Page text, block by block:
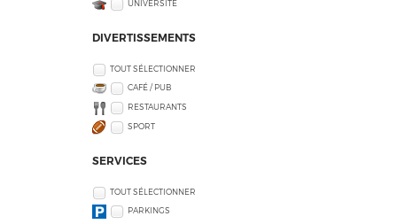
UNIVERSITÉ
DIVERTISSEMENTS
TOUT SÉLECTIONNER
CAFÉ / PUB
RESTAURANTS
SPORT
SERVICES
TOUT SÉLECTIONNER
PARKINGS